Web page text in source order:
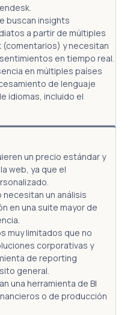
buscan insights
a partir de múltiples
y necesitan
en tiempo real.
en múltiples países
de lenguaje
idiomas, incluido el
un precio estándar y
web, ya que el
un análisis
en una suite mayor de
muy limitados que no
corporativas y
de reporting
general.
una herramienta de BI
o de producción